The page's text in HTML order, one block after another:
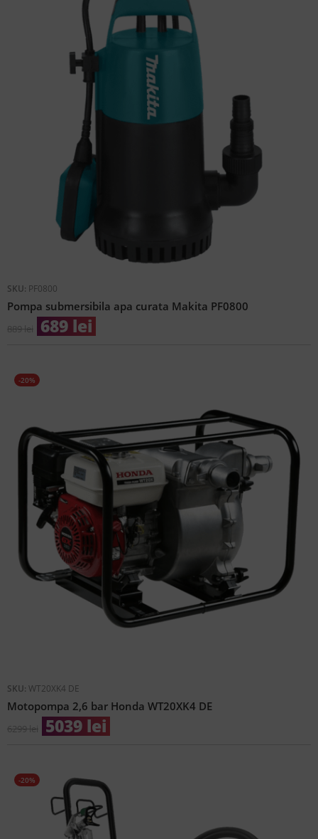
SKU: PF0800
Pompa submersibila apa curata Makita PF0800
889lei 689 lei
-20%
SKU: WT20XK4 DE
Motopompa 2,6 bar Honda WT20XK4 DE
6299lei 5039 lei
-20%